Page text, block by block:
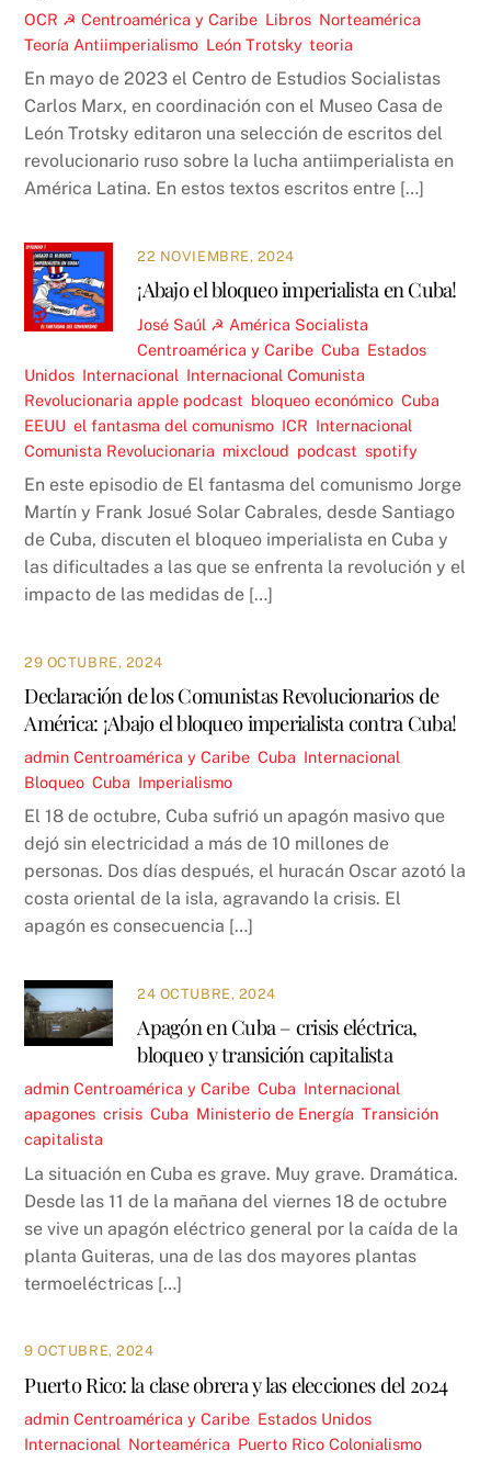
OCR ☭ Centroamérica y Caribe Libros Norteamérica
Teoría Antiimperialismo León Trotsky,teoria
En mayo de 2023 el Centro de Estudios Socialistas
Carlos Marx, en coordinación con el Museo Casa de
León Trotsky editaron una selección de escritos del
revolucionario ruso sobre la lucha antiimperialista en
América Latina. En estos textos escritos entre […]
22 NOVIEMBRE, 2024
¡Abajo el bloqueo imperialista en Cuba!
José Saúl ☭ América Socialista
Centroamérica y Caribe ,Cuba Estados
Unidos Internacional Internacional Comunista
Revolucionaria apple podcast bloqueo económico ,Cuba
EEUU ,el fantasma del comunismo ICR Internacional
Comunista Revolucionaria mixcloud podcast ,spotify
En este episodio de El fantasma del comunismo Jorge
Martín y Frank Josué Solar Cabrales, desde Santiago
de Cuba, discuten el bloqueo imperialista en Cuba y
las dificultades a las que se enfrenta la revolución y el
impacto de las medidas de […]
29 OCTUBRE, 2024
Declaración de los Comunistas Revolucionarios de
América: ¡Abajo el bloqueo imperialista contra Cuba!
admin Centroamérica y Caribe ,Cuba Internacional
Bloqueo ,Cuba Imperialismo
El 18 de octubre, Cuba sufrió un apagón masivo que
dejó sin electricidad a más de 10 millones de
personas. Dos días después, el huracán Oscar azotó la
costa oriental de la isla, agravando la crisis. El
apagón es consecuencia […]
24 OCTUBRE, 2024
Apagón en Cuba – crisis eléctrica,
bloqueo y transición capitalista
admin Centroamérica y Caribe ,Cuba Internacional
apagones ,crisis ,Cuba Ministerio de Energía ,Transición
capitalista
La situación en Cuba es grave. Muy grave. Dramática.
Desde las 11 de la mañana del viernes 18 de octubre
se vive un apagón eléctrico general por la caída de la
planta Guiteras, una de las dos mayores plantas
termoeléctricas […]
9 OCTUBRE, 2024
Puerto Rico: la clase obrera y las elecciones del 2024
admin Centroamérica y Caribe Estados Unidos
Internacional Norteamérica Puerto Rico Colonialismo